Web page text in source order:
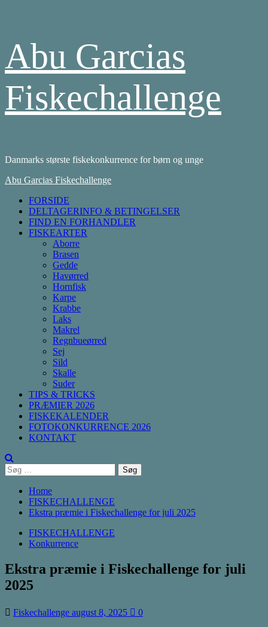
content
Abu Garcias
Fiskechallenge
Danmarks største fiskekonkurrence for børn og unge
Primary
Abu Garcias Fiskechallenge
FORSIDE
DELTAGERINFO & BETINGELSER
FIND EN FORHANDLER
FISKEARTER
Aborre
Brasen
Gedde
Havørred
Hornfisk
Karpe
Krabbe
Laks
Makrel
Regnbueørred
Sej
Sild
Skalle
Suder
TIPS & TRICKS
PRÆMIER 2026
FISKEKALENDER
FOTOKONKURRENCE 2026
KONTAKT
Søg
efter:
Home
FISKECHALLENGE
Ekstra præmie i Fiskechallenge for juli 2025
FISKECHALLENGE
Konkurrence
Ekstra præmie i Fiskechallenge for juli
2025
Fiskechallenge august 8, 2025 0